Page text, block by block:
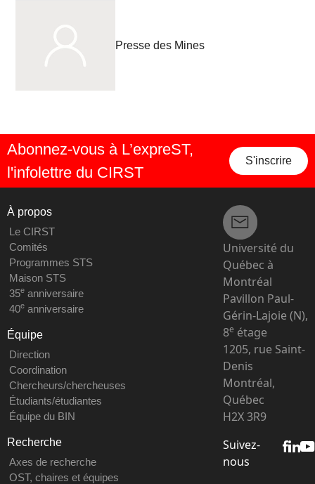
Presse des Mines
Abonnez-vous à L’expreST,
l'infolettre du CIRST
S'inscrire
À propos
Le CIRST
Comités
Programmes STS
Maison STS
35eanniversaire
40eanniversaire
Équipe
Direction
Coordination
Chercheurs/chercheuses
Étudiants/étudiantes
Équipe du BIN
Recherche
Axes de recherche
OST, chaires et équipes
Université du
Québec à
Montréal
Pavillon Paul-
Gérin-Lajoie (N),
8e étage
1205, rue Saint-
Denis
Montréal,
Québec
H2X 3R9
Suivez-
nous